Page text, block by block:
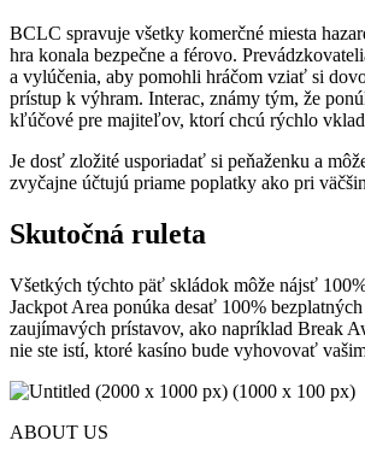
BCLC spravuje všetky komerčné miesta
hra konala bezpečne a férovo.
a vylúčenia, aby pomohli hráčom vziať si
prístup k výhram. Interac, známy tým, že
kľúčové pre majiteľov, ktorí chcú rýchlo
Je dosť zložité usporiadať si peňaženku a
zvyčajne účtujú priame poplatky ako pri
Skutočná ruleta
Všetkých týchto päť skládok môže nájsť
Jackpot Area ponúka desať 100%
zaujímavých prístavov, ako napríklad Break
nie ste istí, ktoré kasíno bude vyhovovať
ABOUT US